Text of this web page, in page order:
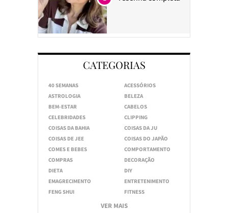
CATEGORIAS
40 SEMANAS
ACESSÓRIOS
ASTROLOGIA
BELEZA
BEM-ESTAR
CABELOS
CELEBRIDADES
CLIPPING
COISAS DA BAHIA
COISAS DA JU
COISAS DE JEE
COISAS DO JAPÃO
COMES E BEBES
COMPORTAMENTO
COMPRAS
DECORAÇÃO
DIETA
DIY
EMAGRECIMENTO
ENTRETENIMENTO
FENG SHUI
FITNESS
VER MAIS